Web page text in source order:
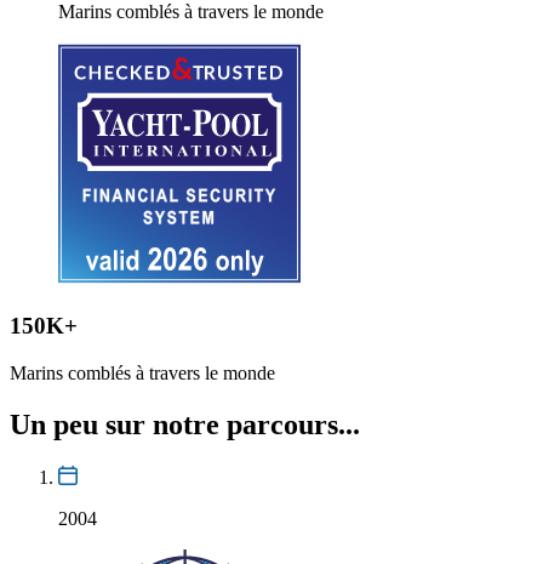
Marins comblés à travers le monde
150K+
Marins comblés à travers le monde
Un peu sur notre parcours...
2004